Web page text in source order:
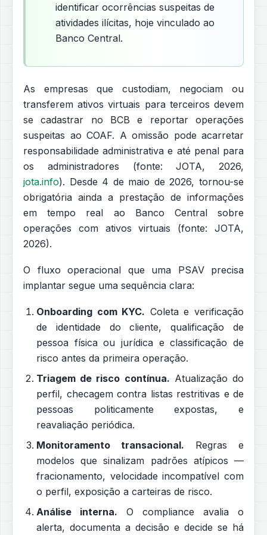
identificar ocorrências suspeitas de
atividades ilícitas, hoje vinculado ao
Banco Central.
As empresas que custodiam, negociam ou
transferem ativos virtuais para terceiros devem
se cadastrar no BCB e reportar operações
suspeitas ao COAF. A omissão pode acarretar
responsabilidade administrativa e até penal para
os administradores (fonte: JOTA, 2026,
jota.info). Desde 4 de maio de 2026, tornou-se
obrigatória ainda a prestação de informações
em tempo real ao Banco Central sobre
operações com ativos virtuais (fonte: JOTA,
2026).
O fluxo operacional que uma PSAV precisa
implantar segue uma sequência clara:
Onboarding com KYC. Coleta e verificação
de identidade do cliente, qualificação de
pessoa física ou jurídica e classificação de
risco antes da primeira operação.
Triagem de risco contínua. Atualização do
perfil, checagem contra listas restritivas e de
pessoas politicamente expostas, e
reavaliação periódica.
Monitoramento transacional. Regras e
modelos que sinalizam padrões atípicos —
fracionamento, velocidade incompatível com
o perfil, exposição a carteiras de risco.
Análise interna. O compliance avalia o
alerta, documenta a decisão e decide se há